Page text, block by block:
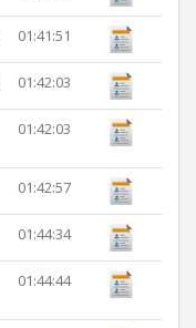
01:41:51
01:42:03
01:42:03
01:42:57
01:44:34
01:44:44